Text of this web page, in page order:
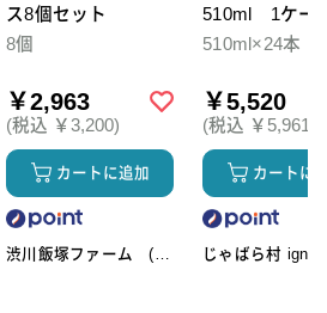
ス8個セット
8個
￥2,963
(税込 ￥3,200)
カートに追加
渋川飯塚ファーム (ア
510ml 1ケー
本入
510ml×24本
￥5,520
(税込 ￥5,961)
カートに
じゃばら村